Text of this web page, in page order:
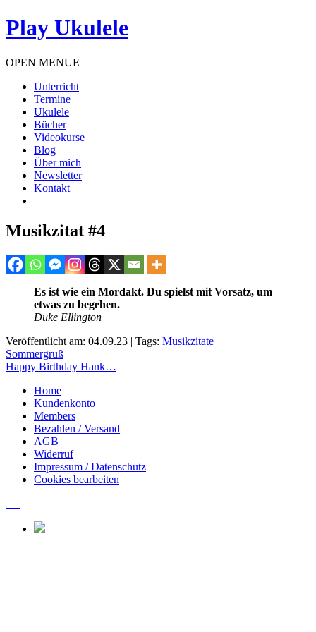
Play Ukulele
OPEN MENUE
Unterricht
Termine
Ukulele
Bücher
Videokurse
Blog
Über mich
Newsletter
Kontakt
Musikzitat #4
Es ist wie ein Mordakt. Du spielst mit Vorsatz, um
etwas zu begehen.
Duke Ellington
Veröffentlicht am: 04.09.23 | Tags: Musikzitate
Beitragsnavigation
Sommergruß
Happy Birthday Hank…
Home
Kundenkonto
Members
Bezahlen / Versand
AGB
Widerruf
Impressum / Datenschutz
Cookies bearbeiten